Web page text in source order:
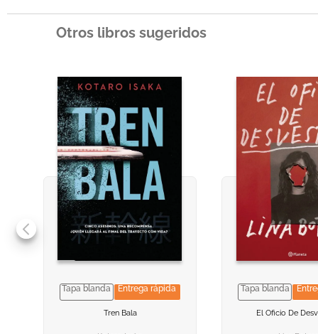
Otros libros sugeridos
VER INFORMACION
VER INFORMACION
Tapa blanda Entrega rápida
Tren Bala
VER
VER
Tapa blanda
El Oficio De